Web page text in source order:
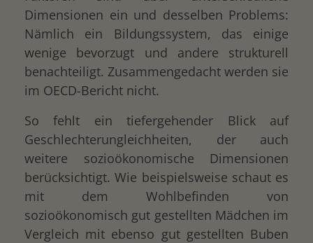
Dimensionen ein und desselben Problems:
Nämlich ein Bildungssystem, das einige
wenige bevorzugt und andere strukturell
benachteiligt. Zusammengedacht werden sie
im OECD-Bericht nicht.
So fehlt ein tiefergehender Blick auf
Geschlechterungleichheiten, der auch
weitere sozioökonomische Dimensionen
berücksichtigt. Wie beispielsweise schaut es
mit dem Wohlbefinden von
sozioökonomisch gut gestellten Mädchen im
Vergleich mit ebenso gut gestellten Buben